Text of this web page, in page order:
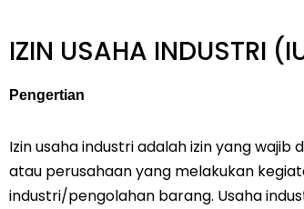
IZIN USAHA INDUSTRI
Pengertian
Izin usaha industri adalah izin yang
atau perusahaan yang melakukan
industri/pengolahan barang. Usaha